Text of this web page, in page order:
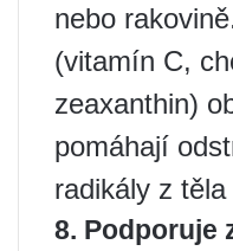
nebo
(vitamín C,
zeaxanthin)
pomáhají
radikály z těla
8. Podporuje